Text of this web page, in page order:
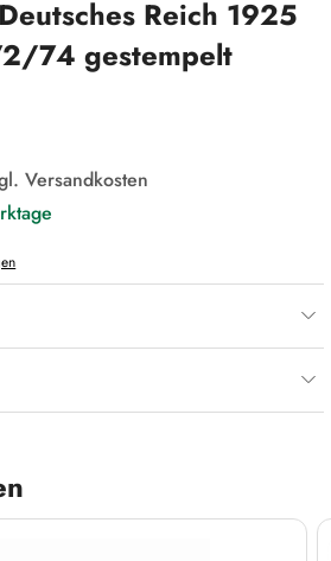
Reich 1925
74 gestempelt
Versandkosten